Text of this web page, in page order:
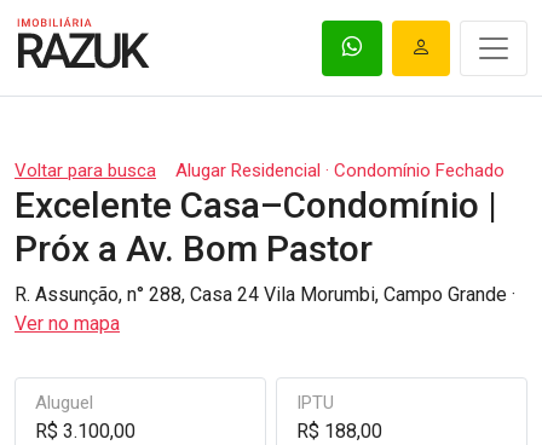
Voltar para busca Alugar Residencial · Condomínio Fechado
Excelente Casa–Condomínio |
Próx a Av. Bom Pastor
R. Assunção, n° 288, Casa 24 Vila Morumbi, Campo Grande ·
Ver no mapa
Aluguel
R$ 3.100,00
IPTU
R$ 188,00